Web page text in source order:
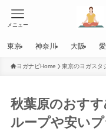
メニュー
東京 神奈川 大阪
ヨガナビHome 東京のヨガスタ
秋葉原のおす
ループや安い